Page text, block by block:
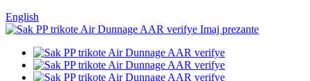
English